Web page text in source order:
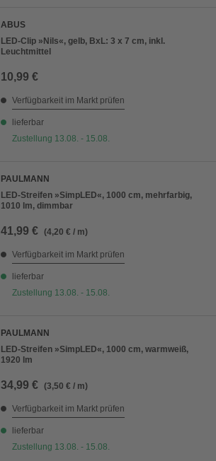
ABUS
LED-Clip »Nils«, gelb, BxL: 3 x 7 cm, inkl.
Leuchtmittel
10,99 €
Verfügbarkeit im Markt prüfen
lieferbar
Zustellung 13.08. - 15.08.
PAULMANN
LED-Streifen »SimpLED«, 1000 cm, mehrfarbig,
1010 lm, dimmbar
41,99 € (4,20 € / m)
Verfügbarkeit im Markt prüfen
lieferbar
Zustellung 13.08. - 15.08.
PAULMANN
LED-Streifen »SimpLED«, 1000 cm, warmweiß,
1920 lm
34,99 € (3,50 € / m)
Verfügbarkeit im Markt prüfen
lieferbar
Zustellung 13.08. - 15.08.